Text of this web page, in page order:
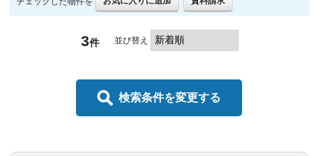
3件 並び替え
検索条件を変更する